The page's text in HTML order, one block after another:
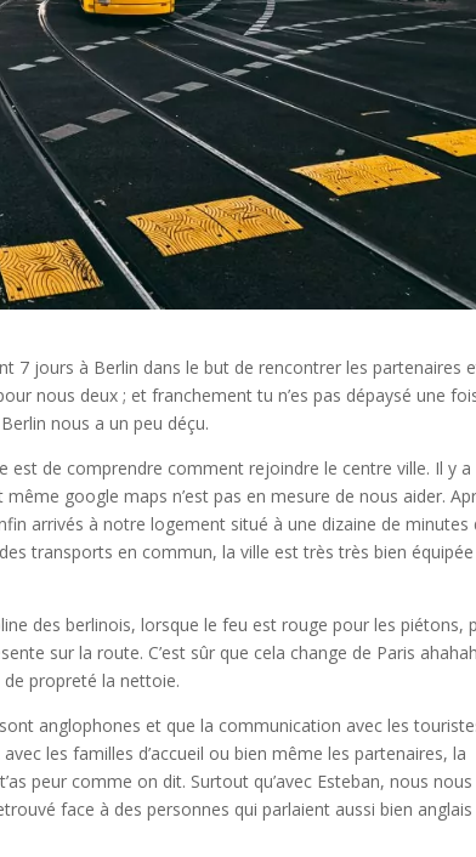
7 jours à Berlin dans le but de rencontrer les partenaires
nous deux ; et franchement tu n’es pas dépaysé une
nous a un peu déçu.
est de comprendre comment rejoindre le centre ville. Il y a
google maps n’est pas en mesure de nous aider.
arrivés à notre logement situé à une dizaine de minutes
transports en commun, la ville est très très bien
des berlinois, lorsque le feu est rouge pour les piétons,
sur la route. C’est sûr que cela change de Paris
propreté la nettoie.
anglophones et que la communication avec les
les familles d’accueil ou bien même les partenaires, la
peur comme on dit. Surtout qu’avec Esteban, nous nous
face à des personnes qui parlaient aussi bien anglais